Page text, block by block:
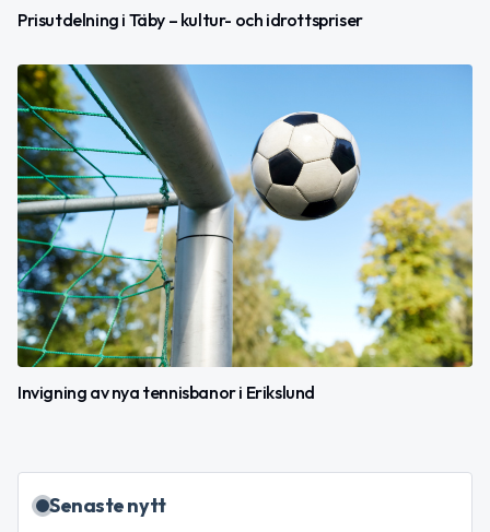
Prisutdelning i Täby – kultur- och idrottspriser
Invigning av nya tennisbanor i Erikslund
Senaste nytt